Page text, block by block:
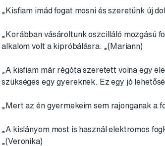
„Kisfiam imád fogat mosni és szeretünk új
„Korábban vásároltunk oszcilláló mozgású
alkalom volt a kipróbálásra. „(Mariann)
„A kisfiam már régóta szeretett volna egy
szükséges egy gyereknek. Ez egy jó
„Mert az én gyermekeim sem rajonganak a
„A kislányom most is használ elektromos
„(Veronika)